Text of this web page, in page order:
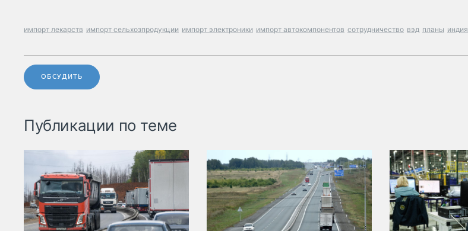
импорт лекарств импорт сельхозпродукции импорт электроники импорт автокомпонентов сотрудничество вэд планы индия
ОБСУДИТЬ
Публикации по теме